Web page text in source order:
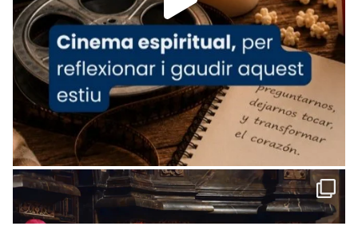
Arquebisbat de Barcelona
2 weeks ago
«Avui les santes Juliana i Semproniana ens
ajuden a alçar la mirada»
Mons. Sergi Gordo, bisbe de Tortosa, ha
presidit aquest 27 de juliol la missa de Les
Santes de Mataró.
🔗tinyurl.com/cvu5jmbk
📸 J. Merino